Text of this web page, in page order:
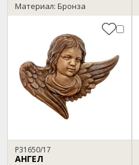
Материал: Бронза
P31650/17
АНГЕЛ